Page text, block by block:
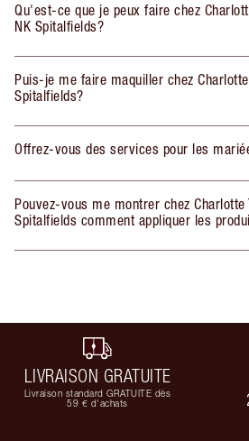
Qu'est-ce que je peux faire chez
NK Spitalfields?
Puis-je me faire maquiller chez
Spitalfields?
Offrez-vous des services pour les
Pouvez-vous me montrer chez Charlotte
Spitalfields comment appliquer les
LIVRAISON GRATUITE
Livraison standard GRATUITE dès
59 € d'achats